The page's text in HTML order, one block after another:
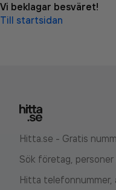
Vi beklagar besväret!
Till startsidan
Hitta.se - Gratis
Sök företag, personer
Hitta telefonnummer,